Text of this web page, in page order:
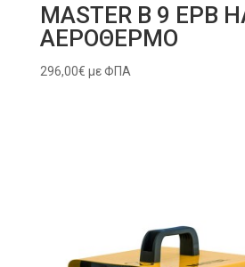
MASTER B 9 EPB
ΑΕΡΟΘΕΡΜΟ
296,00€ με ΦΠΑ